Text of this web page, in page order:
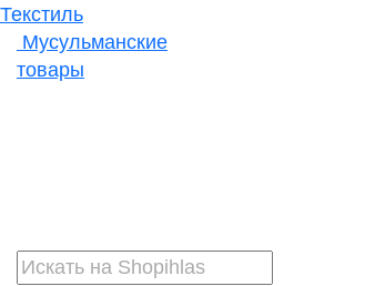
Текстиль
Мусульманские
товары